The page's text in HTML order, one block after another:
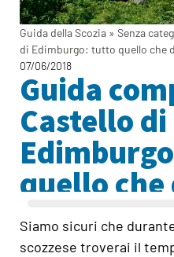
Guida della Scozia » Senza
di Edimburgo: tutto quello che
07/06/2018
Guida
Castello di
quello che
Siamo sicuri che
scozzese troverai il